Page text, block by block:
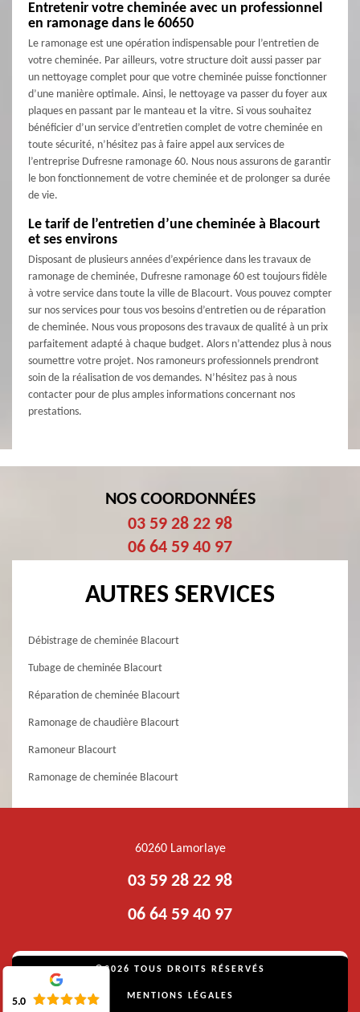
Entretenir votre cheminée avec un professionnel
en ramonage dans le 60650
Le ramonage est une opération indispensable pour l’entretien de
votre cheminée. Par ailleurs, votre structure doit aussi passer par
un nettoyage complet pour que votre cheminée puisse fonctionner
d’une manière optimale. Ainsi, le nettoyage va passer du foyer aux
plaques en passant par le manteau et la vitre. Si vous souhaitez
bénéficier d’un service d’entretien complet de votre cheminée en
toute sécurité, n’hésitez pas à faire appel aux services de
l’entreprise Dufresne ramonage 60. Nous nous assurons de garantir
le bon fonctionnement de votre cheminée et de prolonger sa durée
de vie.
Le tarif de l’entretien d’une cheminée à Blacourt
et ses environs
Disposant de plusieurs années d’expérience dans les travaux de
ramonage de cheminée, Dufresne ramonage 60 est toujours fidèle
à votre service dans toute la ville de Blacourt. Vous pouvez compter
sur nos services pour tous vos besoins d’entretien ou de réparation
de cheminée. Nous vous proposons des travaux de qualité à un prix
parfaitement adapté à chaque budget. Alors n’attendez plus à nous
soumettre votre projet. Nos ramoneurs professionnels prendront
soin de la réalisation de vos demandes. N’hésitez pas à nous
contacter pour de plus amples informations concernant nos
prestations.
NOS COORDONNÉES
03 59 28 22 98
06 64 59 40 97
AUTRES SERVICES
Débistrage de cheminée Blacourt
Tubage de cheminée Blacourt
Réparation de cheminée Blacourt
Ramonage de chaudière Blacourt
Ramoneur Blacourt
Ramonage de cheminée Blacourt
60260 Lamorlaye
03 59 28 22 98
06 64 59 40 97
©2026 TOUS DROITS RÉSERVÉS
MENTIONS LÉGALES
5.0